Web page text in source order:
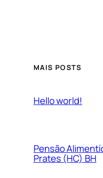
MAIS POSTS
Hello world!
Pensão
Prates (HC) BH